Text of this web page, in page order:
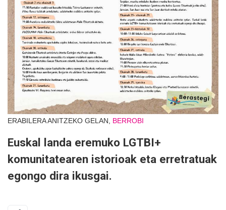
ERABILERA ANITZEKO GELAN, BERROBI
Euskal landa eremuko LGTBI+
komunitatearen istorioak eta erretratuak
egongo dira ikusgai.